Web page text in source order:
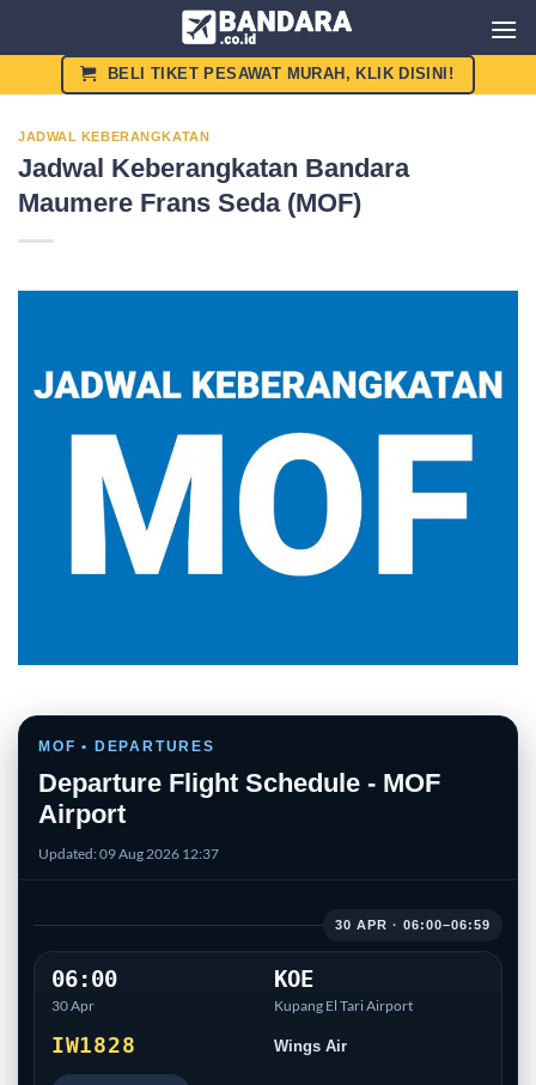
BELI TIKET PESAWAT MURAH, KLIK DISINI!
JADWAL KEBERANGKATAN
Jadwal Keberangkatan Bandara
Maumere Frans Seda (MOF)
MOF • DEPARTURES
Departure Flight Schedule - MOF
Airport
Updated: 09 Aug 2026 12:37
30 APR · 06:00–06:59
06:00
30 Apr
KOE
Kupang El Tari Airport
IW1828 Wings Air